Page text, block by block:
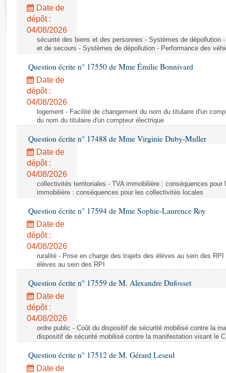
Rapports législatifs
Rapports sur l'application des lois
Baromètre de l’application des lois
Dossiers législatifs
Budget et sécurité sociale
Questions écrites et orales
Comptes rendus des débats
Date de
dépôt :
04/08/2026
sécurité des biens et des personnes - Systèmes de dépollution
et de secours - Systèmes de dépollution - Performance des
Question écrite n° 17550 de Mme Émilie Bonnivard
Date de
dépôt :
04/08/2026
logement - Facilité de changement du nom du titulaire d'un
du nom du titulaire d'un compteur électrique
Question écrite n° 17488 de Mme Virginie Duby-Muller
Date de
dépôt :
04/08/2026
collectivités territoriales - TVA immobilière : conséquences
immobilière : conséquences pour les collectivités locales
Question écrite n° 17594 de Mme Sophie-Laurence Roy
Date de
dépôt :
04/08/2026
ruralité - Prise en charge des trajets des élèves au sein des
élèves au sein des RPI
Question écrite n° 17559 de M. Alexandre Dufosset
Date de
dépôt :
04/08/2026
ordre public - Coût du dispositif de sécurité mobilisé contre la
dispositif de sécurité mobilisé contre la manifestation visant le
Question écrite n° 17512 de M. Gérard Leseul
Date de